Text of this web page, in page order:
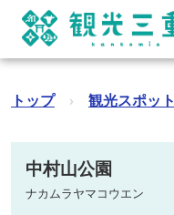
トップ › 観光スポット
中村山公園
ナカムラヤマコウエン